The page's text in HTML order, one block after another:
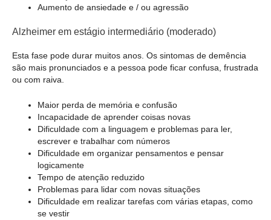
Aumento de ansiedade e / ou agressão
Alzheimer em estágio intermediário (moderado)
Esta fase pode durar muitos anos. Os sintomas de demência
são mais pronunciados e a pessoa pode ficar confusa, frustrada
ou com raiva.
Maior perda de memória e confusão
Incapacidade de aprender coisas novas
Dificuldade com a linguagem e problemas para ler,
escrever e trabalhar com números
Dificuldade em organizar pensamentos e pensar
logicamente
Tempo de atenção reduzido
Problemas para lidar com novas situações
Dificuldade em realizar tarefas com várias etapas, como
se vestir